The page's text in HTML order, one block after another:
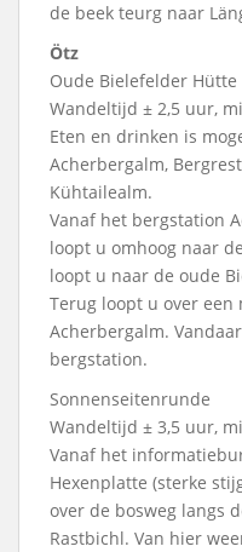
de beek teurg naar
Ötz
Oude Bielefelder Hütte
Wandeltijd ± 2,5 uur,
Eten en drinken is
Acherbergalm,
Kühtailealm.
Vanaf het bergstation
loopt u omhoog naar
loopt u naar de oude
Terug loopt u over een
Acherbergalm.
bergstation.
Sonnenseitenrunde
Wandeltijd ± 3,5 uur,
Vanaf het
Hexenplatte (sterke
over de bosweg langs
Rastbichl. Van hier